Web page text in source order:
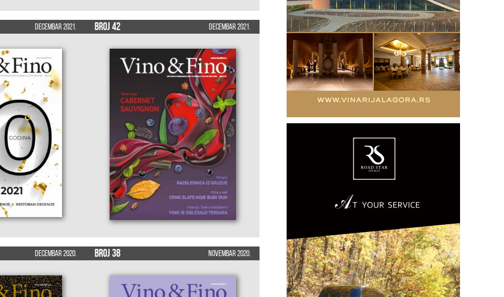
Decembar 2021. Broj 42 Decembar 2021.
Decembar 2020. Broj 38 Novembar 2020.